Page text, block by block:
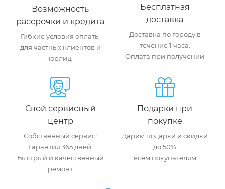
Возможность
рассрочки и кредита
Гибкие условия оплаты
для частных клиентов и
юрлиц
Бесплатная
доставка
Доставка по городу в
течение 1 часа.
Оплата при получении
Свой сервисный
центр
Собственный сервис!
Гарантия 365 дней.
Быстрый и качественный
ремонт
Подарки при
покупке
Дарим подарки и скидки
до 50%
всем покупателям